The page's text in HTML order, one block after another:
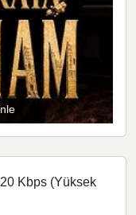
Kbps (Yüksek